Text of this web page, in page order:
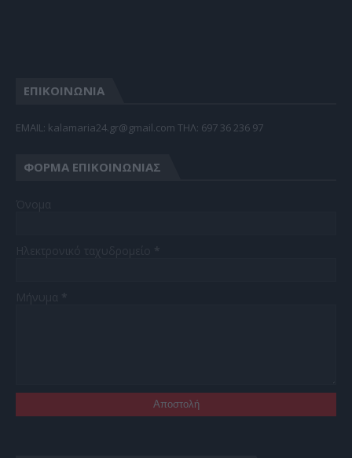
ΕΠΙΚΟΙΝΩΝΙΑ
EMAIL: kalamaria24.gr@gmail.com TΗΛ: 697 36 236 97
ΦΌΡΜΑ ΕΠΙΚΟΙΝΩΝΊΑΣ